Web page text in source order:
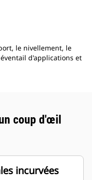
le nivellement, le
d'applications et
coup d'œil
incurvées